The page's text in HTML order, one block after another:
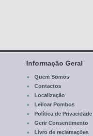
Informação Geral
Quem Somos
Contactos
Localização
Leiloar Pombos
Política de Privacidade
Gerir Consentimento
Livro de reclamações